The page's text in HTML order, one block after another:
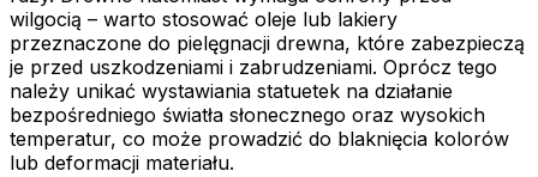
wilgocią – warto stosować oleje lub lakiery
przeznaczone do pielęgnacji drewna, które zabezpieczą
je przed uszkodzeniami i zabrudzeniami. Oprócz tego
należy unikać wystawiania statuetek na działanie
bezpośredniego światła słonecznego oraz wysokich
temperatur, co może prowadzić do blaknięcia kolorów
lub deformacji materiału.